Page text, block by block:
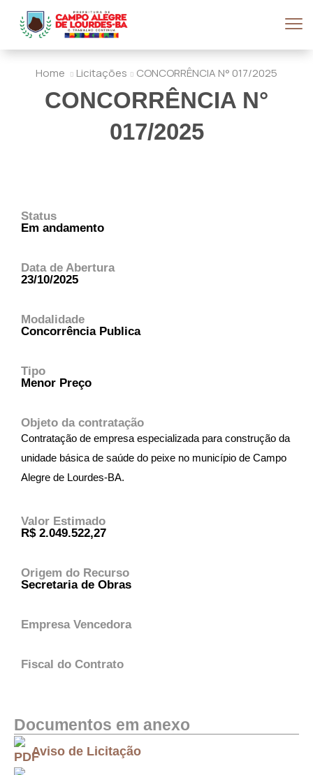
Home Licitações CONCORRÊNCIA N° 017/2025
CONCORRÊNCIA N°
017/2025
Status
Em andamento
Data de Abertura
23/10/2025
Modalidade
Concorrência Publica
Tipo
Menor Preço
Objeto da contratação
Contratação de empresa especializada para construção da
unidade básica de saúde do peixe no município de Campo
Alegre de Lourdes-BA.
Valor Estimado
R$ 2.049.522,27
Origem do Recurso
Secretaria de Obras
Empresa Vencedora
Fiscal do Contrato
Documentos em anexo
Aviso de Licitação